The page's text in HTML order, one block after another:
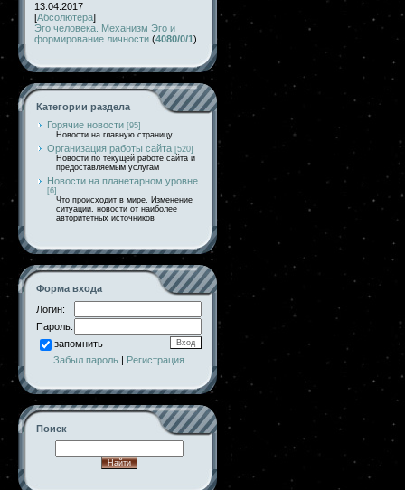
13.04.2017
[Абсолютера]
Эго человека. Механизм Эго и
формирование личности (4080/0/1)
Категории раздела
Горячие новости [95]
Новости на главную страницу
Организация работы сайта [520]
Новости по текущей работе сайта и
предоставляемым услугам
Новости на планетарном уровне
[6]
Что происходит в мире. Изменение
ситуации, новости от наиболее
авторитетных источников
Форма входа
Логин:
Пароль:
запомнить
Забыл пароль | Регистрация
Поиск